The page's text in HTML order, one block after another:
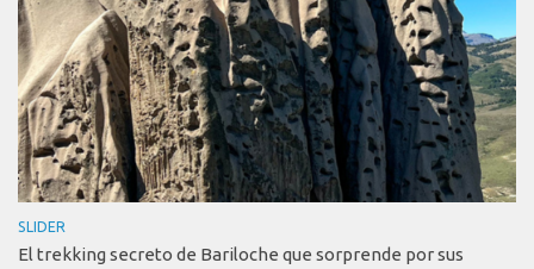
SLIDER
El trekking secreto de Bariloche que sorprende por sus